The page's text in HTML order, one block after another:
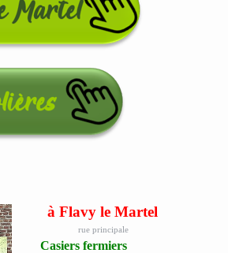
à Flavy le Martel
rue principale
Casiers fermiers